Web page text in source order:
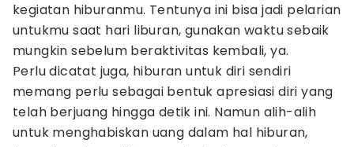
kegiatan hiburanmu. Tentunya ini bisa jadi pelarian
untukmu saat hari liburan, gunakan waktu sebaik
mungkin sebelum beraktivitas kembali, ya.
Perlu dicatat juga, hiburan untuk diri sendiri
memang perlu sebagai bentuk apresiasi diri yang
telah berjuang hingga detik ini. Namun alih-alih
untuk menghabiskan uang dalam hal hiburan,